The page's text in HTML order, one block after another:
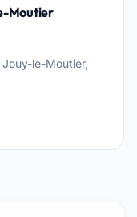
Moutier
le-Moutier,